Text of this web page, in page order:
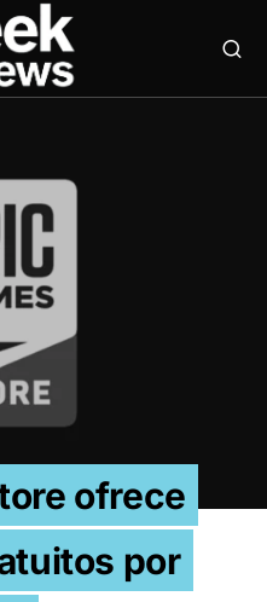
ofrece
por